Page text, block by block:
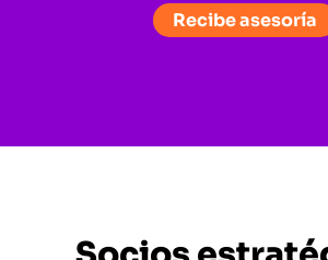
Recibe asesoría